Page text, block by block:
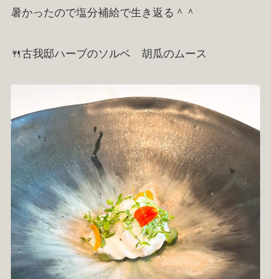
暑かったので塩分補給で生き返る＾＾
🍴古我邸ハーブのソルベ 胡瓜のムース